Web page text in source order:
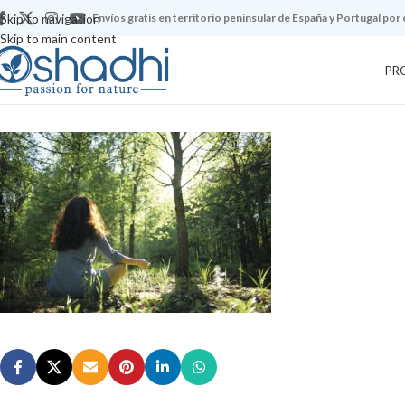
Skip to navigation
Skip to main content
Envíos gratis en territorio peninsular de España y Portugal por